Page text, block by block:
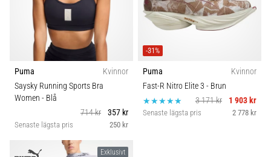
Puma
Kvinnor
Saysky Running Sports Bra
Women - Blå
714 kr
357 kr
Senaste lägsta pris 250 kr
-31%
Puma
Kvinnor
Fast-R Nitro Elite 3 - Brun
3 171 kr
1 903 kr
Senaste lägsta pris 2 778 kr
Exklusivt